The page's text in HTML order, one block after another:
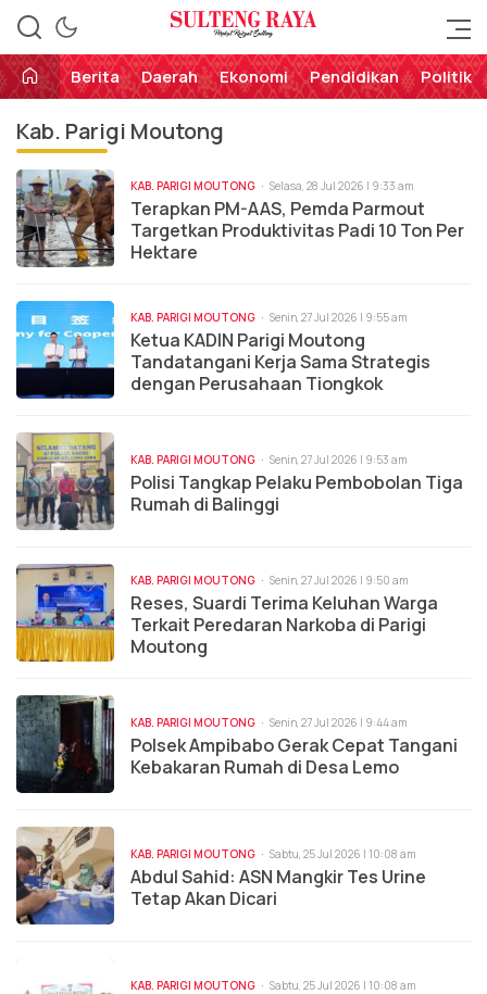
Sulteng Raya
Perekat Rakyat Sulteng
Berita
Daerah Ekonomi Pendidikan Politik
Kab. Parigi Moutong
KAB. PARIGI MOUTONG Selasa, 28 Jul 2026 | 9:33 am
Terapkan PM-AAS, Pemda Parmout
Targetkan Produktivitas Padi 10 Ton Per
Hektare
KAB. PARIGI MOUTONG Senin, 27 Jul 2026 | 9:55 am
Ketua KADIN Parigi Moutong
Tandatangani Kerja Sama Strategis
dengan Perusahaan Tiongkok
KAB. PARIGI MOUTONG Senin, 27 Jul 2026 | 9:53 am
Polisi Tangkap Pelaku Pembobolan Tiga
Rumah di Balinggi
KAB. PARIGI MOUTONG Senin, 27 Jul 2026 | 9:50 am
Reses, Suardi Terima Keluhan Warga
Terkait Peredaran Narkoba di Parigi
Moutong
KAB. PARIGI MOUTONG Senin, 27 Jul 2026 | 9:44 am
Polsek Ampibabo Gerak Cepat Tangani
Kebakaran Rumah di Desa Lemo
KAB. PARIGI MOUTONG Sabtu, 25 Jul 2026 | 10:08 am
Abdul Sahid: ASN Mangkir Tes Urine
Tetap Akan Dicari
KAB. PARIGI MOUTONG Sabtu, 25 Jul 2026 | 10:08 am